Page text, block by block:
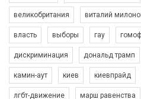
великобритания виталий
власть выборы гау
дискриминация дональд трамп
камин-аут киев киевпрайд
лгбт-движение марш равенства